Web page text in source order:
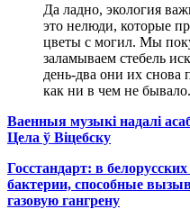
Да ладно, экология
это нелюди, которые
цветы с могил. Мы
заламываем стебель
день-два они их
как ни в чем не
Ваенныя музыкі надалі
Цела ў Віцебску
Госстандарт: в
бактерии, способные
газовую гангрену